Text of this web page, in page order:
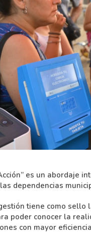
es un abordaje
dependencias
tiene como
poder conocer la
con mayor